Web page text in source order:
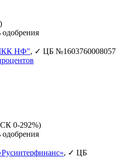
одобрения
НФ", ✓ ЦБ №1603760008057
0-292%)
одобрения
, ✓ ЦБ